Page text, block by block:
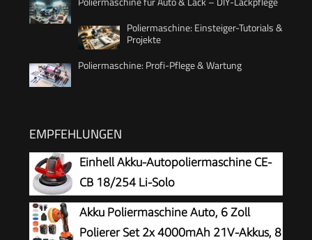
Poliermaschine: Einsteiger-Tutorials &
Projekte
Poliermaschine: Profi-Pflege & Wartung
EMPFEHLUNGEN
Einhell Akku-Autopoliermaschine CE-
CB 18/254 Li-Solo
Akku Poliermaschine Auto, 6 Zoll
Polierer Set 2x 4000mAh 21V-Akkus, 8